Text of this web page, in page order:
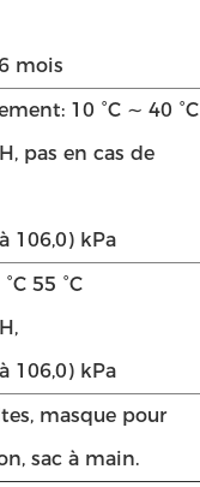
mois
10 °C ∼ 40 °C
pas en cas de
106,0) kPa
55 °C
106,0) kPa
masque pour
sac à main.